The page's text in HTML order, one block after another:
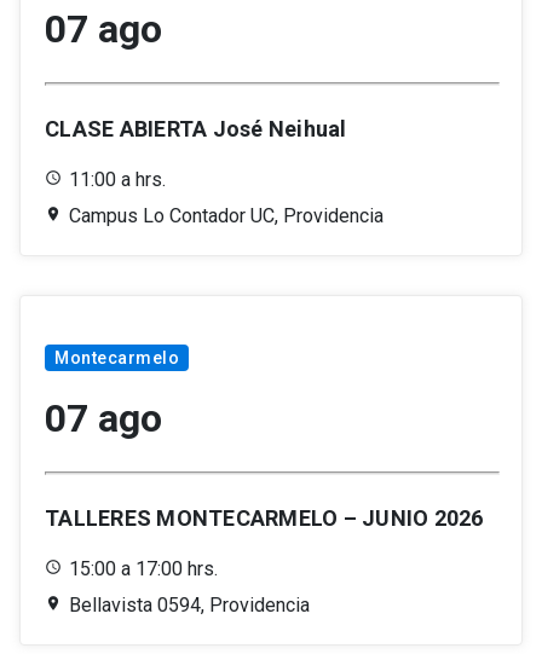
07 ago
CLASE ABIERTA José Neihual
11:00 a hrs.
Campus Lo Contador UC, Providencia
Montecarmelo
07 ago
TALLERES MONTECARMELO – JUNIO 2026
15:00 a 17:00 hrs.
Bellavista 0594, Providencia